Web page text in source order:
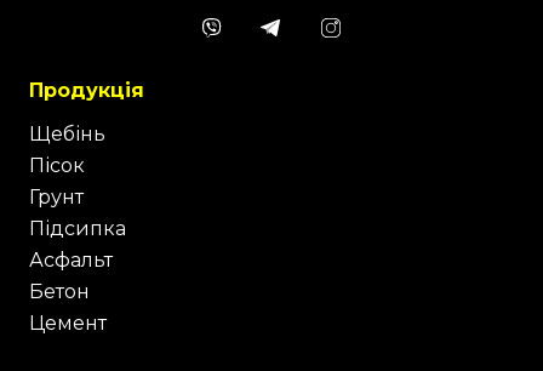
Продукція
Щебінь
Пісок
Грунт
Підсипка
Асфальт
Бетон
Цемент